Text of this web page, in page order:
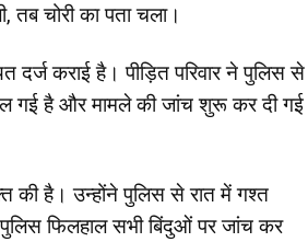
तब चोरी का पता चला।
दर्ज कराई है। पीड़ित परिवार ने पुलिस से
गई है और मामले की जांच शुरू कर दी गई
की है। उन्होंने पुलिस से रात में गश्त
फिलहाल सभी बिंदुओं पर जांच कर